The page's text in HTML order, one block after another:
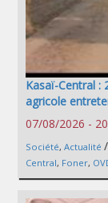
Kasaï-Central :
agricole
07/08/2026 -
Société, Actualité /
Central, Foner,